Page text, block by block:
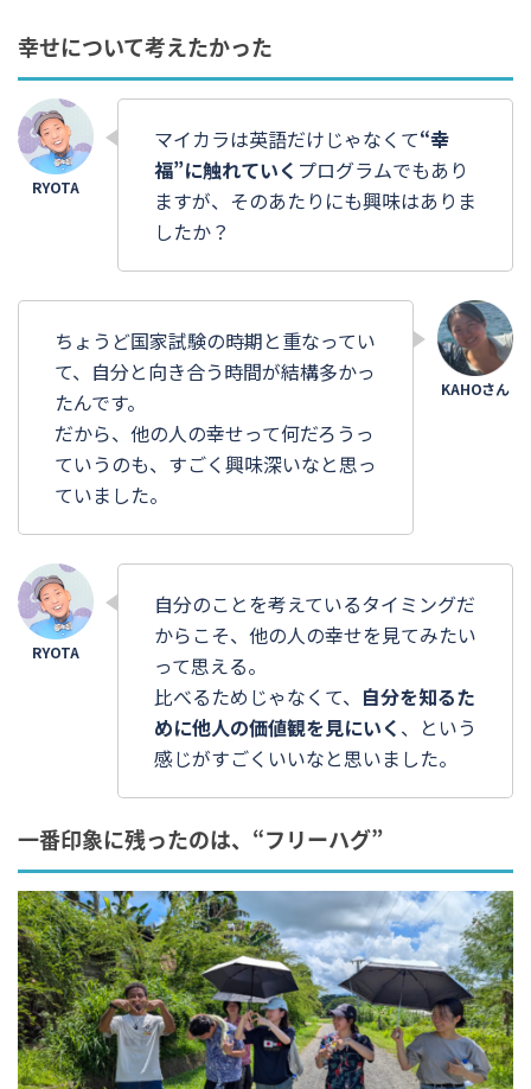
幸せについて考えたかった
マイカラは英語だけじゃなくて“幸
福”に触れていく プログラムでもあり
ますが、そのあたりにも興味はありま
したか？
ちょうど国家試験の時期と重なってい
て、自分と向き合う時間が結構多かっ
たんです。
だから、他の人の幸せって何だろうっ
ていうのも、すごく興味深いなと思っ
ていました。
自分のことを考えているタイミングだ
からこそ、他の人の幸せを見てみたい
って思える。
比べるためじゃなくて、 自分を知るた
めに他人の価値観を見にいく 、という
感じがすごくいいなと思いました。
一番印象に残ったのは、“フリーハグ”